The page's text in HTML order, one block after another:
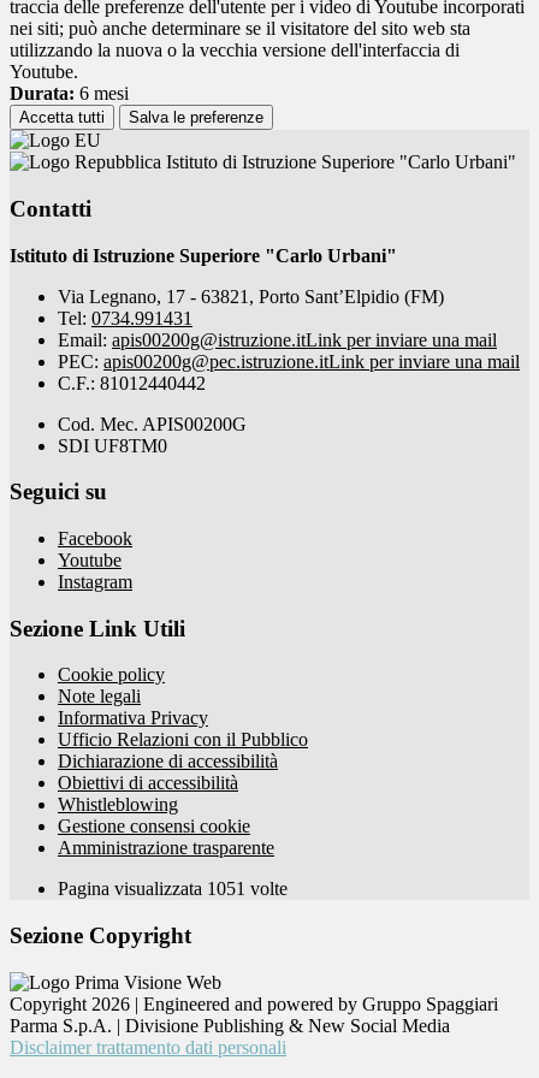
traccia delle preferenze dell'utente per i video di Youtube incorporati
nei siti; può anche determinare se il visitatore del sito web sta
utilizzando la nuova o la vecchia versione dell'interfaccia di
Youtube.
Durata: 6 mesi
Accetta tutti Salva le preferenze
Istituto di Istruzione Superiore "Carlo Urbani"
Contatti
Istituto di Istruzione Superiore "Carlo Urbani"
Via Legnano, 17 - 63821, Porto Sant’Elpidio (FM)
Tel: 0734.991431
Email: apis00200g@istruzione.itLink per inviare una mail
PEC: apis00200g@pec.istruzione.itLink per inviare una mail
C.F.: 81012440442
Cod. Mec. APIS00200G
SDI UF8TM0
Seguici su
Facebook
Youtube
Instagram
Sezione Link Utili
Cookie policy
Note legali
Informativa Privacy
Ufficio Relazioni con il Pubblico
Dichiarazione di accessibilità
Obiettivi di accessibilità
Whistleblowing
Gestione consensi cookie
Amministrazione trasparente
Pagina visualizzata 1051 volte
Sezione Copyright
Copyright 2026 | Engineered and powered by Gruppo Spaggiari
Parma S.p.A. | Divisione Publishing & New Social Media
Disclaimer trattamento dati personali